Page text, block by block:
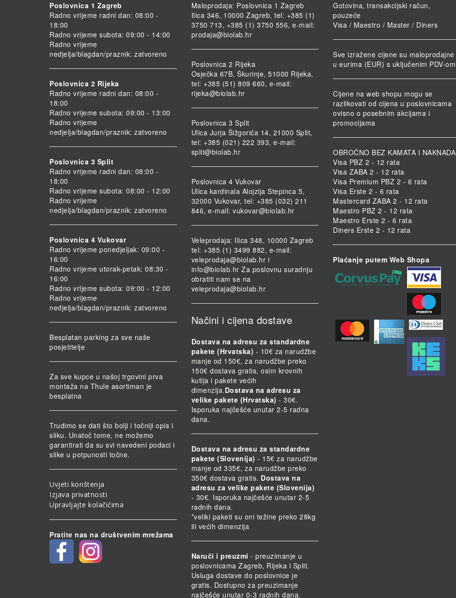
Poslovnica 1 Zagreb
Radno vrijeme radni dan: 08:00 -
18:00
Radno vrijeme subota: 09:00 - 14:00
Radno vrijeme
nedjelja/blagdan/praznik: zatvoreno
Poslovnica 2 Rijeka
Radno vrijeme radni dan: 08:00 -
18:00
Radno vrijeme subota: 09:00 - 13:00
Radno vrijeme
nedjelja/blagdan/praznik: zatvoreno
Poslovnica 3 Split
Radno vrijeme radni dan: 08:00 -
18:00
Radno vrijeme subota: 08:00 - 12:00
Radno vrijeme
nedjelja/blagdan/praznik: zatvoreno
Poslovnica 4 Vukovar
Radno vrijeme ponedjeljak: 09:00 -
16:00
Radno vrijeme utorak-petak: 08:30 -
16:00
Radno vrijeme subota: 09:00 - 12:00
Radno vrijeme
nedjelja/blagdan/praznik: zatvoreno
Besplatan parking za sve naše
posjetitelje
Za sve kupce u našoj trgovini prva
montaža na Thule asortiman je
besplatna
Trudimo se dati što bolji i točniji opis i
sliku. Unatoč tome, ne možemo
garantirati da su svi navedeni podaci i
slike u potpunosti točne.
Uvjeti korištenja
Izjava privatnosti
Upravljajte kolačićima
Pratite nas na društvenim mrežama
Maloprodaja: Poslovnica 1 Zagreb
Ilica 346, 10000 Zagreb, tel: +385 (1)
3750 713, +385 (1) 3750 556, e-mail:
prodaja@biolab.hr
Poslovnica 2 Rijeka
Osječka 67B, Škurinje, 51000 Rijeka,
tel: +385 (51) 809 660, e-mail:
rijeka@biolab.hr
Poslovnica 3 Split
Ulica Jurja Šižgorića 14, 21000 Split,
tel: +385 (021) 222 393, e-mail:
split@biolab.hr
Poslovnica 4 Vukovar
Ulica kardinala Alojzija Stepinca 5,
32000 Vukovar, tel: +385 (032) 211
846, e-mail: vukovar@biolab.hr
Veleprodaja: Ilica 348, 10000 Zagreb
tel: +385 (1) 3499 882, e-mail:
veleprodaja@biolab.hr i
info@biolab.hr Za poslovnu suradnju
obratiti nam se na
veleprodaja@biolab.hr
Načini i cijena dostave
Dostava na adresu za standardne
pakete (Hrvatska) - 10€ za narudžbe
manje od 150€, za narudžbe preko
150€ dostava gratis, osim krovnih
kutija i pakete većih
dimenzija.Dostava na adresu za
velike pakete (Hrvatska) - 30€.
Isporuka najčešće unutar 2-5 radna
dana.
Dostava na adresu za standardne
pakete (Slovenija) - 15€ za narudžbe
manje od 335€, za narudžbe preko
350€ dostava gratis. Dostava na
adresu za velike pakete (Slovenija)
- 30€. Isporuka najčešće unutar 2-5
radnih dana.
*veliki paketi su oni težine preko 28kg
ili većih dimenzija
Naruči i preuzmi - preuzimanje u
poslovnicama Zagreb, Rijeka i Split.
Usluga dostave do poslovnice je
gratis. Dostupno za preuzimanje
najčešće unutar 0-3 radnih dana.
Gotovina, transakcijski račun,
pouzeće
Visa / Maestro / Master / Diners
Sve izražene cijene su maloprodajne
u eurima (EUR) s uključenim PDV-om
Cijene na web shopu mogu se
razlikovati od cijena u poslovnicama
ovisno o posebnim akcijama i
promocijama
OBROČNO BEZ KAMATA I NAKNADA
Visa PBZ 2 - 12 rata
Visa ZABA 2 - 12 rata
Visa Premium PBZ 2 - 6 rata
Visa Erste 2 - 6 rata
Mastercard ZABA 2 - 12 rata
Maestro PBZ 2 - 12 rata
Maestro Erste 2 - 6 rata
Diners Erste 2 - 12 rata
Plaćanje putem Web Shopa